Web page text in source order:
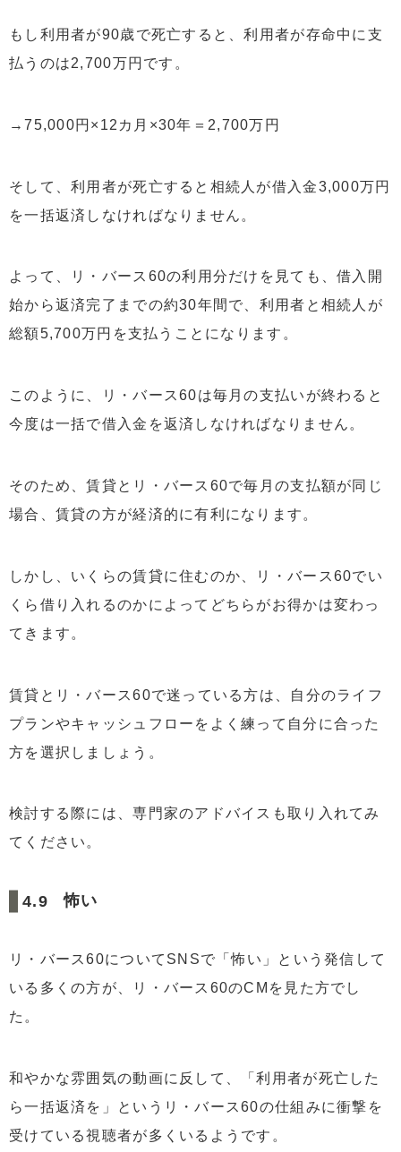
もし利用者が90歳で死亡すると、利用者が存命中に支
払うのは2,700万円です。
→75,000円×12カ月×30年＝2,700万円
そして、利用者が死亡すると相続人が借入金3,000万円
を一括返済しなければなりません。
よって、リ・バース60の利用分だけを見ても、借入開
始から返済完了までの約30年間で、利用者と相続人が
総額5,700万円を支払うことになります。
このように、リ・バース60は毎月の支払いが終わると
今度は一括で借入金を返済しなければなりません。
そのため、賃貸とリ・バース60で毎月の支払額が同じ
場合、賃貸の方が経済的に有利になります。
しかし、いくらの賃貸に住むのか、リ・バース60でい
くら借り入れるのかによってどちらがお得かは変わっ
てきます。
賃貸とリ・バース60で迷っている方は、自分のライフ
プランやキャッシュフローをよく練って自分に合った
方を選択しましょう。
検討する際には、専門家のアドバイスも取り入れてみ
てください。
怖い
リ・バース60についてSNSで「怖い」という発信して
いる多くの方が、リ・バース60のCMを見た方でし
た。
和やかな雰囲気の動画に反して、「利用者が死亡した
ら一括返済を」というリ・バース60の仕組みに衝撃を
受けている視聴者が多くいるようです。